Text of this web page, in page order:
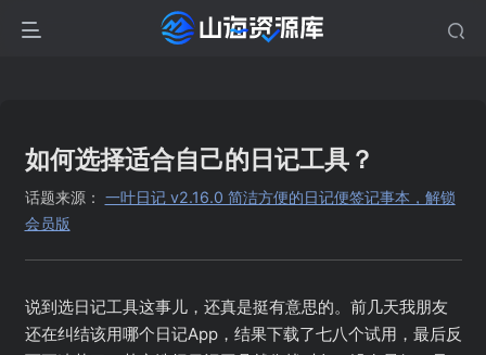
如何选择适合自己的日记工具？
话题来源： 一叶日记 v2.16.0 简洁方便的日记便签记事本，解锁
会员版
说到选日记工具这事儿，还真是挺有意思的。前几天我朋友
还在纠结该用哪个日记App，结果下载了七八个试用，最后反